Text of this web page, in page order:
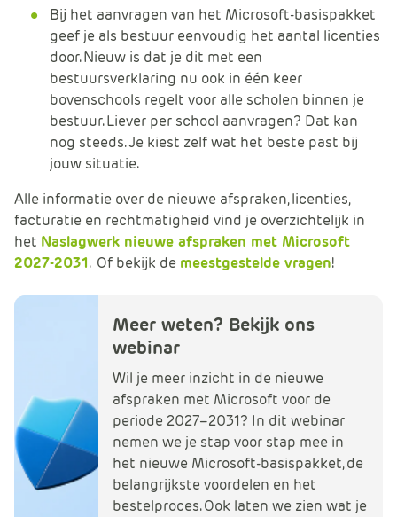
Bij het aanvragen van het Microsoft-basispakket
geef je als bestuur eenvoudig het aantal licenties
door. Nieuw is dat je dit met een
bestuursverklaring nu ook in één keer
bovenschools regelt voor alle scholen binnen je
bestuur. Liever per school aanvragen? Dat kan
nog steeds. Je kiest zelf wat het beste past bij
jouw situatie.
Alle informatie over de nieuwe afspraken, licenties,
facturatie en rechtmatigheid vind je overzichtelijk in
het Naslagwerk nieuwe afspraken met Microsoft
2027-2031. Of bekijk de meestgestelde vragen!
Meer weten? Bekijk ons
webinar
Wil je meer inzicht in de nieuwe
afspraken met Microsoft voor de
periode 2027–2031? In dit webinar
nemen we je stap voor stap mee in
het nieuwe Microsoft-basispakket, de
belangrijkste voordelen en het
bestelproces. Ook laten we zien wat je